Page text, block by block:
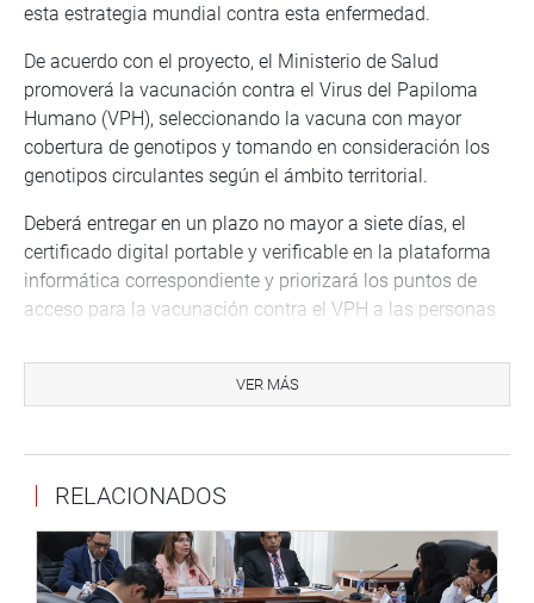
esta estrategia mundial contra esta enfermedad.
De acuerdo con el proyecto, el Ministerio de Salud
promoverá la vacunación contra el Virus del Papiloma
Humano (VPH), seleccionando la vacuna con mayor
cobertura de genotipos y tomando en consideración los
genotipos circulantes según el ámbito territorial.
Deberá entregar en un plazo no mayor a siete días, el
certificado digital portable y verificable en la plataforma
informática correspondiente y priorizará los puntos de
acceso para la vacunación contra el VPH a las personas
(VIH).
Mientras tanto, se dispone que el Ministerio de Educación
padres y estudiantes sobre la importancia de una
sexualidad responsable y los riesgos de las
enfermedades causadas por la infección del VPH.
VER MÁS
RELACIONADOS